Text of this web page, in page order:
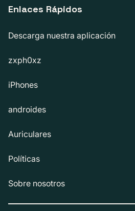
Enlaces Rápidos
Descarga nuestra aplicación
zxph0xz
iPhones
androides
Auriculares
Políticas
Sobre nosotros